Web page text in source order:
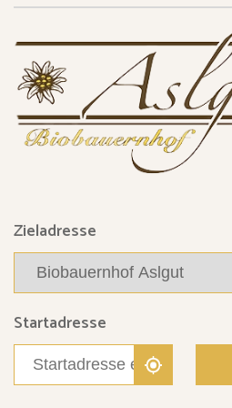
Zieladresse
Startadresse